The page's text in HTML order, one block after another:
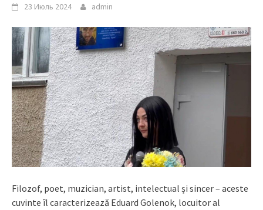
23 Июль 2024 admin
Filozof, poet, muzician, artist, intelectual și sincer – aceste
cuvinte îl caracterizează Eduard Golenok, locuitor al